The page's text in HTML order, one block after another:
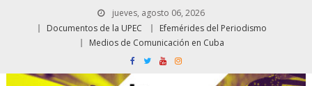
jueves, agosto 06, 2026
Documentos de la UPEC
Efemérides del Periodismo
Medios de Comunicación en Cuba